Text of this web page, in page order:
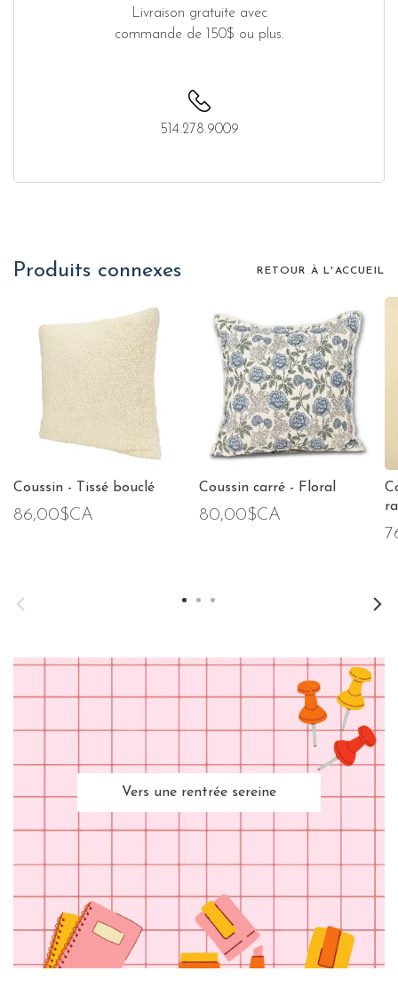
Livraison gratuite avec
commande de 150$ ou plus.
514.278.9009
Produits connexes RETOUR À L'ACCUEIL
Coussin - Tissé bouclé
86,00$CA
Coussin carré - Floral
80,00$CA
Vers une rentrée sereine